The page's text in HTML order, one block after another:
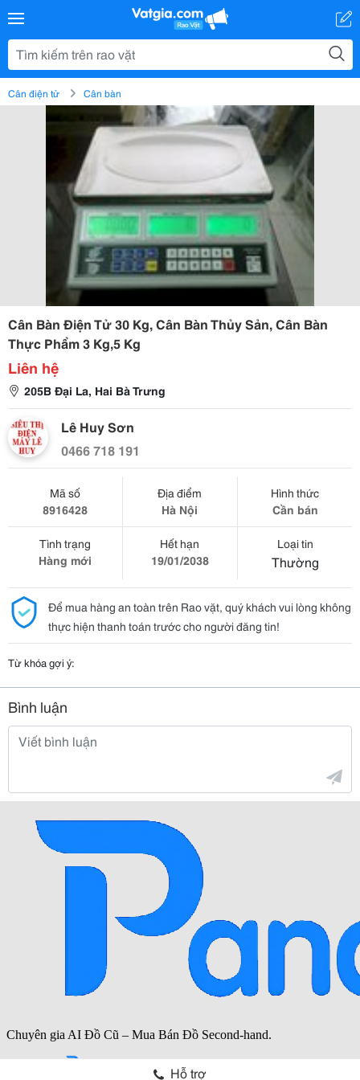
Cân điện tử Cân bàn
Cân Bàn Điện Tử 30 Kg, Cân Bàn Thủy Sản, Cân Bàn
Thực Phẩm 3 Kg,5 Kg
Liên hệ
205B Đại La, Hai Bà Trưng
Lê Huy Sơn
0466 718 191
Mã số
8916428
Địa điểm
Hà Nội
Hình thức
Cần bán
Tình trạng
Hàng mới
Hết hạn
19/01/2038
Loại tin
Thường
Để mua hàng an toàn trên Rao vặt, quý khách vui lòng không
thực hiện thanh toán trước cho người đăng tin!
Từ khóa gợi ý:
Bình luận
Hỗ trợ